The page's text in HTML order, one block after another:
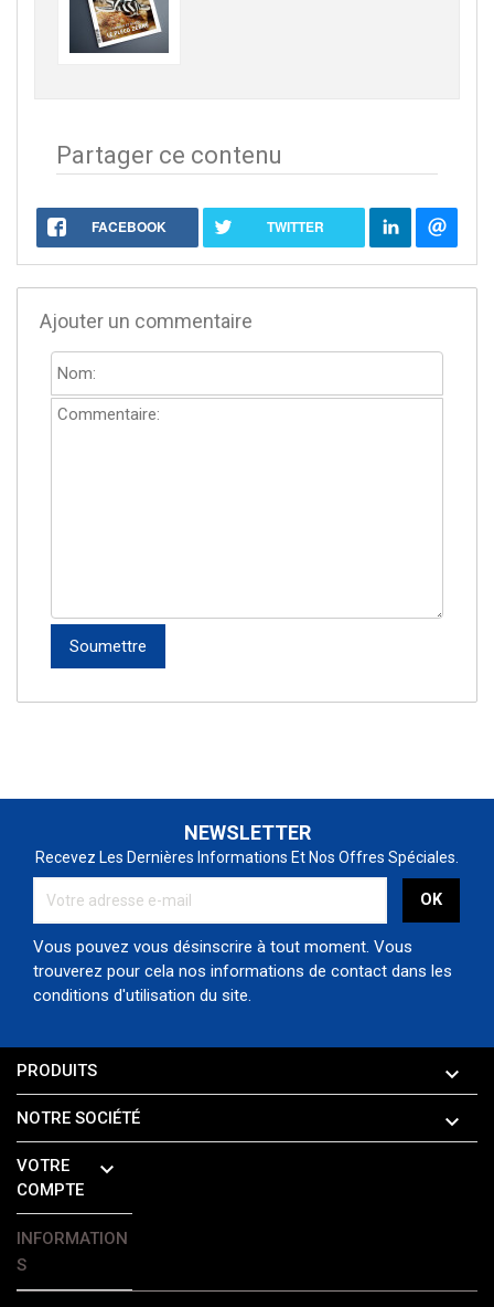
Partager ce contenu
FACEBOOK TWITTER
Ajouter un commentaire
NEWSLETTER
Recevez Les Dernières Informations Et Nos Offres Spéciales.
Vous pouvez vous désinscrire à tout moment. Vous
trouverez pour cela nos informations de contact dans les
conditions d'utilisation du site.
PRODUITS 
NOTRE SOCIÉTÉ 
VOTRE
COMPTE

INFORMATION
S